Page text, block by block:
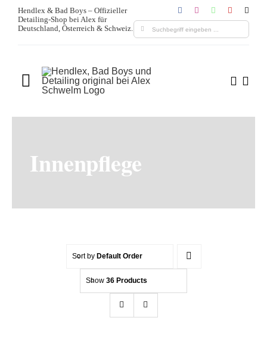
Zum
Inhalt
Hendlex & Bad Boys – Offizieller
Detailing-Shop bei Alex für
Deutschland, Österreich & Schweiz. Suche
Toggle
Home
Blogs & Media
Innenpflege
Sort by Default Order
Show 36 Products